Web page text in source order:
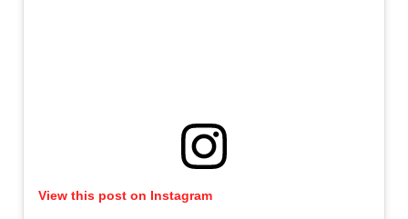
View this post on Instagram